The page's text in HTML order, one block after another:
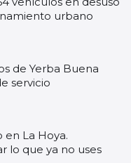
urbano
de Yerba Buena
servicio
en La Hoya.
lo que ya no uses